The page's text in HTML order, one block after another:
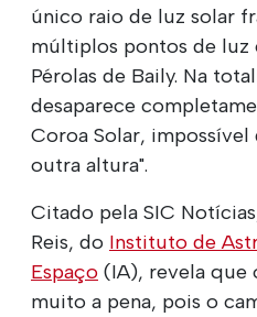
único raio de luz solar
múltiplos pontos de luz
Pérolas de Baily. Na
desaparece
Coroa Solar,
outra altura".
Citado pela SIC
Reis, do Instituto de
Espaço (IA), revela que
muito a pena, pois o